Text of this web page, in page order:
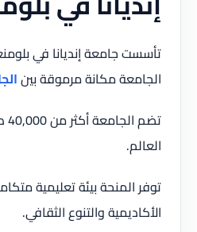
الجامعة مكانة مرموقة بين
العالم.
توفر المنحة بيئة تعليمية
الأكاديمية والتنوع الثقافي.